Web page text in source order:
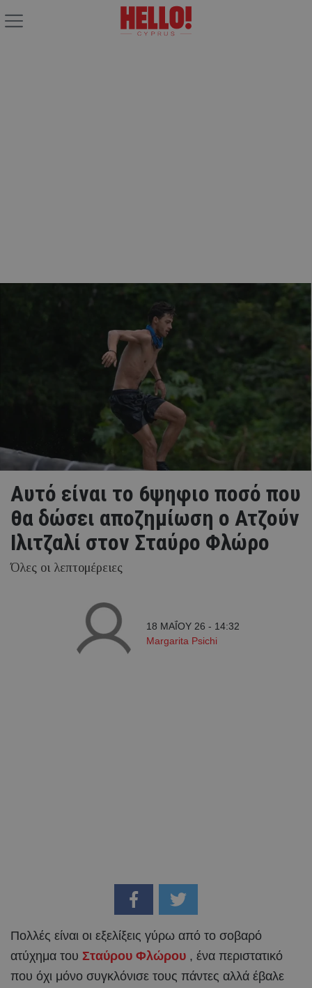
Aυτό είναι το 6ψηφιο ποσό που
θα δώσει αποζημίωση ο Ατζούν
Ιλιτζαλί στον Σταύρο Φλώρο
Όλες οι λεπτομέρειες
18 ΜΑΪ́ΟΥ 26 - 14:32
Margarita Psichi
Πολλές είναι οι εξελίξεις γύρω από το σοβαρό
ατύχημα του Σταύρου Φλώρου , ένα περιστατικό
που όχι μόνο συγκλόνισε τους πάντες αλλά έβαλε